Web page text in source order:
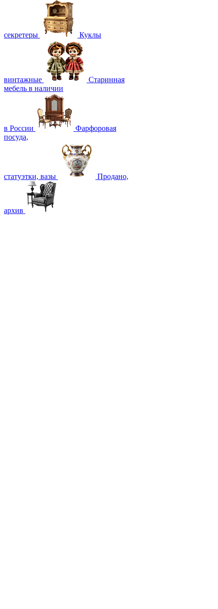
секретеры Куклы
винтажные
Старинная
мебель в наличии
в России
Фарфоровая
посуда,
статуэтки, вазы Продано,
архив